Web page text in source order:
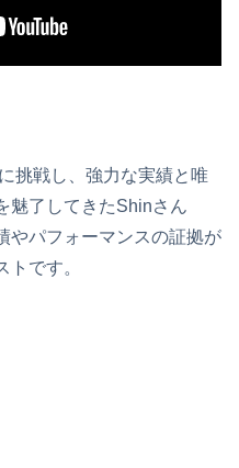
挑戦し、強力な実績と唯
魅了してきたShinさん
やパフォーマンスの証拠が
トです。